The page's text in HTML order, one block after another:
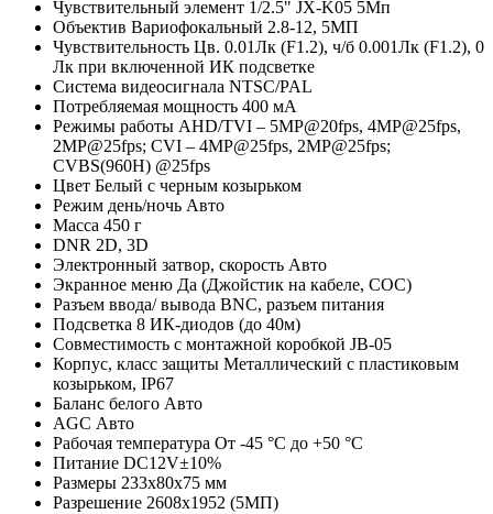
Чувствительный элемент 1/2.5" JX-K05 5Мп
Объектив Вариофокальный 2.8-12, 5МП
Чувствительность Цв. 0.01Лк (F1.2), ч/б 0.001Лк (F1.2), 0
Лк при включенной ИК подсветке
Система видеосигнала NTSC/PAL
Потребляемая мощность 400 мА
Режимы работы AHD/TVI – 5MP@20fps, 4MP@25fps,
2МР@25fps; CVI – 4MP@25fps, 2МР@25fps;
CVBS(960H) @25fps
Цвет Белый с черным козырьком
Режим день/ночь Авто
Масса 450 г
DNR 2D, 3D
Электронный затвор, скорость Авто
Экранное меню Да (Джойстик на кабеле, СОС)
Разъем ввода/ вывода BNC, разъем питания
Подсветка 8 ИК-диодов (до 40м)
Совместимость с монтажной коробкой JB-05
Корпус, класс защиты Металлический с пластиковым
козырьком, IP67
Баланс белого Авто
AGC Авто
Рабочая температура От -45 °С до +50 °С
Питание DC12V±10%
Размеры 233х80х75 мм
Разрешение 2608x1952 (5МП)